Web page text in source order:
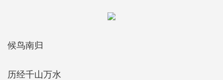
候鸟南归
历经千山万水